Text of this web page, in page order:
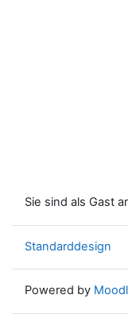
Sie sind als Gast
Standarddesign
Powered by